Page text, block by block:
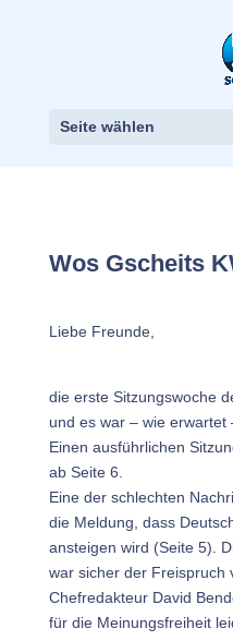
Seite wählen
Wos Gscheits
Liebe Freunde,
die erste Sitzungswoche
und es war – wie erwartet
Einen ausführlichen
ab Seite 6.
Eine der schlechten
die Meldung, dass
ansteigen wird (Seite 5).
war sicher der Freispruch
Chefredakteur David
für die Meinungsfreiheit